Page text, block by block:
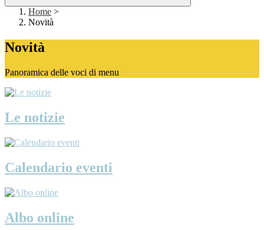
Home >
Novità
Novità
Panoramica delle voci di menu
Le notizie
Calendario eventi
Albo online